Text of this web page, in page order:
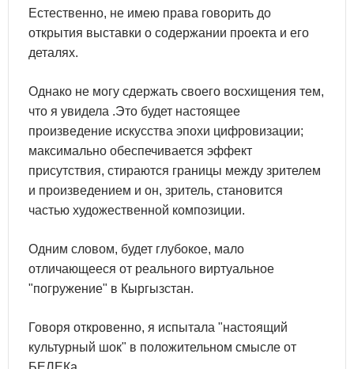
Естественно, не имею права говорить до
открытия выставки о содержании проекта и его
деталях.
Однако не могу сдержать своего восхищения тем,
что я увидела .Это будет настоящее
произведение искусства эпохи цифровизации;
максимально обеспечивается эффект
присутствия, стираются границы между зрителем
и произведением и он, зритель, становится
частью художественной композиции.
Одним словом, будет глубокое, мало
отличающееся от реального виртуальное
"погружение" в Кыргызстан.
Говоря откровенно, я испытала "настоящий
культурный шок" в положительном смысле от